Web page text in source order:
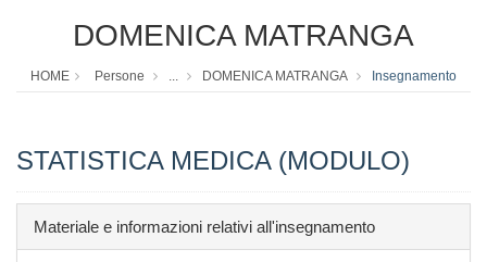
DOMENICA MATRANGA
HOME Persone ... DOMENICA MATRANGA Insegnamento
STATISTICA MEDICA (MODULO)
Materiale e informazioni relativi all'insegnamento